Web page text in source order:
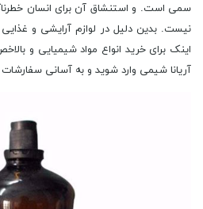
سمی است. و استنشاق آن برای انسان
نیست. بدین دلیل در لوازم آرایشی و
اینک برای خرید انواع مواد شیمیایی و
آریانا شیمی وارد شوید و به آسانی